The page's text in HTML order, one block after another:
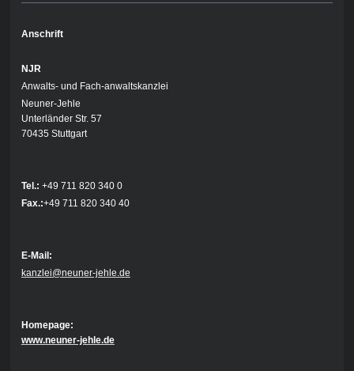
Anschrift
NJR
Anwalts- und Fach-anwaltskanzlei
Neuner-Jehle
Unterländer Str. 57
70435 Stuttgart
Tel.: +49 711 820 340 0
Fax.:+49 711 820 340 40
E-Mail:
kanzlei@neuner-jehle.de
Homepage:
www.neuner-jehle.de